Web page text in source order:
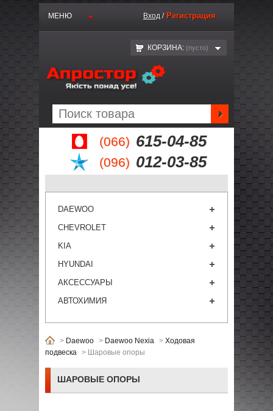
(066) 615-04-85
(096) 012-03-85
МЕНЮ Вход / Регистрация
КОРЗИНА: (пустo)
DAEWOO
CHEVROLET
KIA
HYUNDAI
АКСЕССУАРЫ
АВТОХИМИЯ
> Daewoo > Daewoo Nexia > Ходовая
подвеска > Шаровые опоры
ШАРОВЫЕ ОПОРЫ